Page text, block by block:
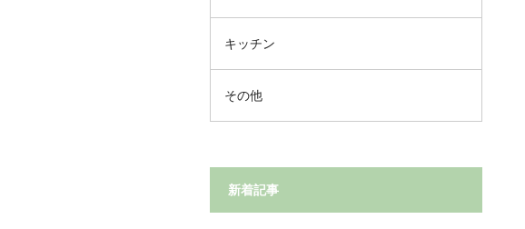
キッチン
その他
新着記事